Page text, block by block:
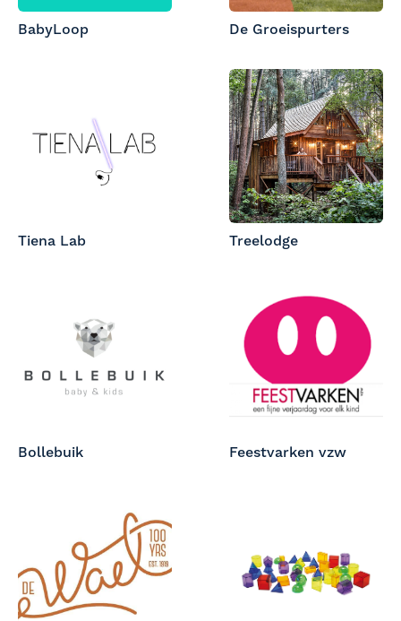
BabyLoop De Groeispurters
Tiena Lab Treelodge
Bollebuik Feestvarken vzw